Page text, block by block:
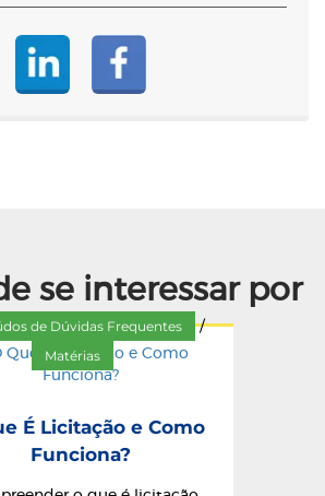
se interessar por
de Dúvidas Frequentes /
Matérias
É Licitação e Como
Funciona?